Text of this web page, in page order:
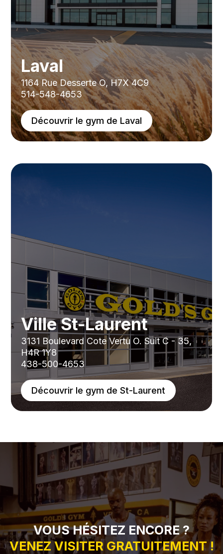
Laval
1164 Rue Desserte O, H7X 4C9
514-548-4653
Découvrir le gym de Laval
Ville St-Laurent
3131 Boulevard Cote Vertu O. Suit C - 35,
H4R 1Y8
438-500-4653
Découvrir le gym de St-Laurent
VOUS HÉSITEZ ENCORE ?
VENEZ VISITER GRATUITEMENT !